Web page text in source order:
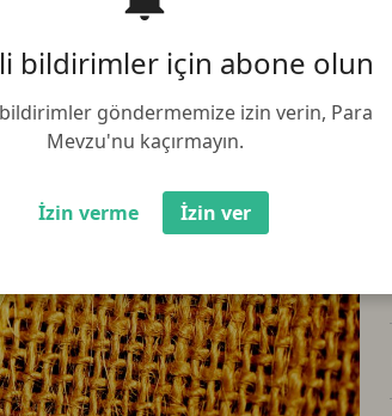
bildirimler için abone olun
göndermemize izin verin, Para
Mevzu'nu kaçırmayın.
İzin verme İzin ver